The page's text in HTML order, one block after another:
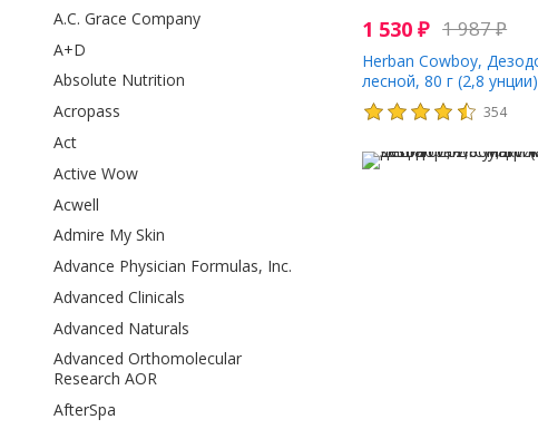
A.C. Grace Company
A+D
Absolute Nutrition
Acropass
Act
Active Wow
Acwell
Admire My Skin
Advance Physician Formulas, Inc.
Advanced Clinicals
Advanced Naturals
Advanced Orthomolecular
Research AOR
AfterSpa
1 530 ₽ 1 987₽
Herban Cowboy,
лесной, 80 г (2,8 унции)
354